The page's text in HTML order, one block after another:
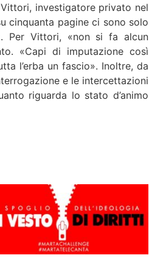
investigatore privato nel
cinquanta pagine ci sono solo
Per Vittori, «non si fa alcun
«Capi di imputazione così
l’erba un fascio». Inoltre, da
e le intercettazioni
riguarda lo stato d’animo